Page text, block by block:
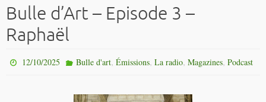
Bulle d’Art – Episode 3 –
Raphaël
12/10/2025 Bulle d'art, Émissions, La radio, Magazines, Podcast